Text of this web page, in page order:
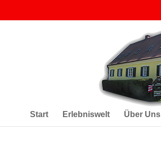
Start Erlebniswelt Über Uns